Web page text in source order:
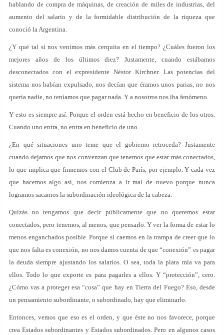
hablando de compra de máquinas, de creación de miles de industrias, del
aumento del salario y de la formidable distribución de la riqueza que
conoció la Argentina.
¿Y qué tal si nos venimos más cerquita en el tiempo? ¿Cuáles fueron los
mejores años de los últimos diez? Justamente, cuando estábamos
desconectados con el expresidente Néstor Kirchner. Las potencias del
sistema nos habían expulsado, nos decían que éramos unos parias, no nos
quería nadie, no teníamos que pagar nada. Y a nosotros nos iba fenómeno.
Y esto es siempre así. Porque el orden está hecho en beneficio de los otros.
Cuando uno entra, no entra en beneficio de uno.
¿En qué situaciones uno teme que el gobierno retroceda? Justamente
cuando dejamos que nos convenzan que tenemos que estar más conectados,
lo que implica que firmemos con el Club de París, por ejemplo. Y cada vez
que hacemos algo así, nos comienza a ir mal de nuevo porque nunca
logramos sacarnos la subordinación ideológica de la cabeza.
Quizás no tengamos que decir públicamente que no queremos estar
conectados, pero tenemos, al menos, que pensarlo. Y ver la forma de estar lo
menos enganchados posible. Porque si caemos en la trampa de creer que lo
que nos falta es conexión, no nos damos cuenta de que “conexión” es pagar
la deuda siempre ajustando los salarios. O sea, toda la plata mía va para
ellos. Todo lo que exporte es para pagarles a ellos. Y “protección”, cero.
¿Cómo vas a proteger esa “cosa” que hay en Tierra del Fuego? Eso, desde
un pensamiento subordinante, o subordinado, hay que eliminarlo.
Entonces, vemos que eso es el orden, y que éste no nos favorece, porque
crea Estados subordinantes y Estados subordinados. Pero en algunos casos